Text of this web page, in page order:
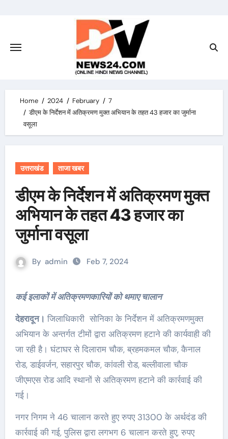
Home 2024 February
7
डीएम के निर्देशन में अतिक्रमण मुक्त अभियान के तहत 43 हजार का जुर्माना
वसूला
उत्तराखंड ताजा खबर
डीएम के निर्देशन में अतिक्रमण मुक्त
अभियान के तहत 43 हजार का
जुर्माना वसूला
By admin Feb 7, 2024
कई इलाकों में अतिक्रमणकारियों को थमाए चालान
देहरादून। जिलाधिकारी सोनिका के निर्देशन में अतिक्रमणमुक्त
अभियान के अन्तर्गत टीमों द्वारा अतिक्रमण हटाने की कार्यवाही की
जा रही है। घंटाघर से दिलाराम चौक, ब्रहमकमल चौक, कैनाल
रोड, डाईवर्जन, सहारपुर चौक, कांवली रोड, बल्लीवाला चौक
जीएमएस रोड आदि स्थानों से अतिक्रमण हटाने की कार्रवाई की
गई।
नगर निगम ने 46 चालान करते हुए रुपए 31300 के अर्थदंड की
कार्रवाई की गई, पुलिस द्वारा लगभग 6 चालान करते हुए, रुपए